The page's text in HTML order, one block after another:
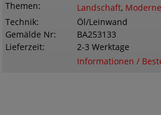
Themen
Landschaft,
Technik
Öl/Leinwand
Gemälde Nr
BA253133
Lieferzeit
2-3 Werktage
Informationen /